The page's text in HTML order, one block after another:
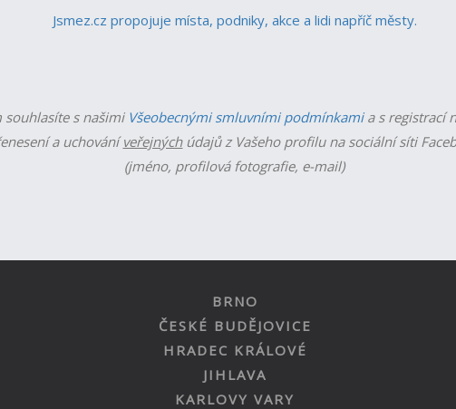
Jsmez.cz propojuje místa, podniky, akce a lidi napříč městy.
souhlasíte s našimi Všeobecnými smluvními podmínkamia s registrací
a uchováníveřejnýchúdajů z Vašeho profilu na sociální síti
(jméno, profilová fotografie, e-mail)
BRNO
ČESKÉ BUDĚJOVICE
HRADEC KRÁLOVÉ
JIHLAVA
KARLOVY VARY